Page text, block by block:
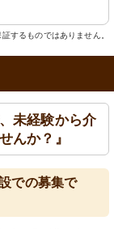
するものではありません。
未経験から介
んか？』
での募集で